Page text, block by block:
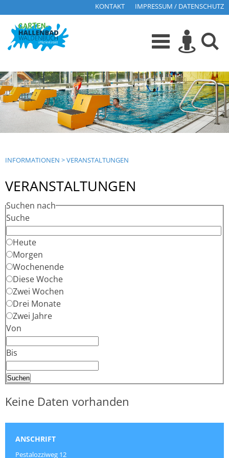
KONTAKT IMPRESSUM / DATENSCHUTZ
INFORMATIONEN >VERANSTALTUNGEN
VERANSTALTUNGEN
Suchen nach
Suche
Heute
Morgen
Wochenende
Diese Woche
Zwei Wochen
Drei Monate
Zwei Jahre
Von
Bis
Keine Daten vorhanden
ANSCHRIFT
Pestalozziweg 12